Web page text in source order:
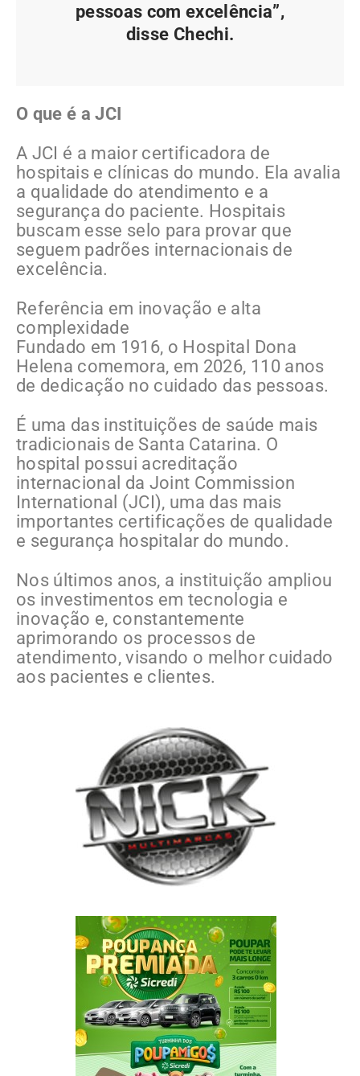
pessoas com excelência”,
disse Chechi.
O que é a JCI
A JCI é a maior certificadora de
hospitais e clínicas do mundo. Ela avalia
a qualidade do atendimento e a
segurança do paciente. Hospitais
buscam esse selo para provar que
seguem padrões internacionais de
excelência.
Referência em inovação e alta
complexidade
Fundado em 1916, o Hospital Dona
Helena comemora, em 2026, 110 anos
de dedicação no cuidado das pessoas.
É uma das instituições de saúde mais
tradicionais de Santa Catarina. O
hospital possui acreditação
internacional da Joint Commission
International (JCI), uma das mais
importantes certificações de qualidade
e segurança hospitalar do mundo.
Nos últimos anos, a instituição ampliou
os investimentos em tecnologia e
inovação e, constantemente
aprimorando os processos de
atendimento, visando o melhor cuidado
aos pacientes e clientes.